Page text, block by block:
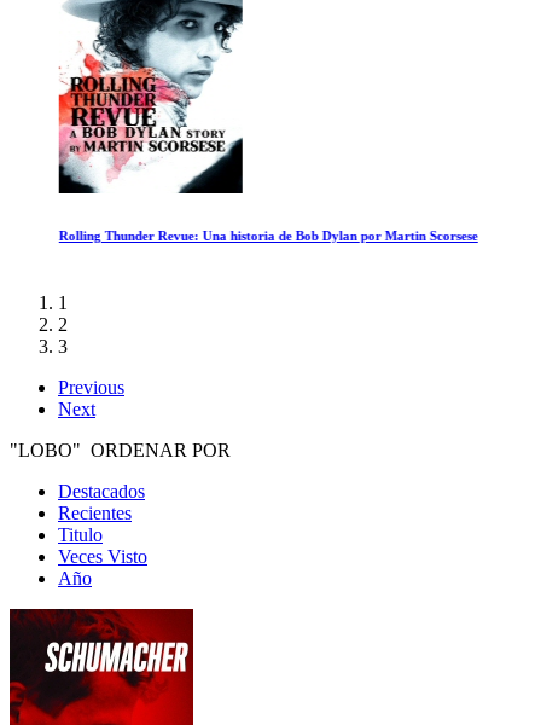
Rolling Thunder Revue: Una historia de Bob Dylan por Martin Scorsese
1
2
3
Previous
Next
"LOBO" ORDENAR POR
Destacados
Recientes
Titulo
Veces Visto
Año